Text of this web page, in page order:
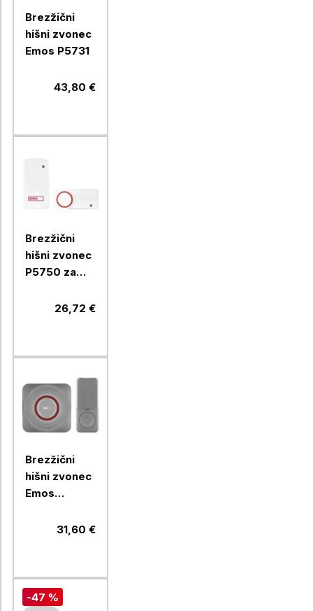
Brezžični
hišni zvonec
Emos P5731
43,80 €
Brezžični
hišni zvonec
P5750 za
26,72 €
Brezžični
hišni zvonec
Emos
P5735SS31,60 €
-47 %